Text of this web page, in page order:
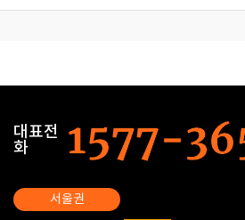
대표전
화